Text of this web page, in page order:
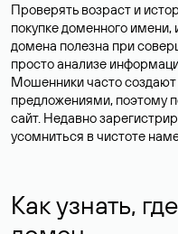
Проверять возраст и
покупке доменного
домена полезна при
просто анализе
Мошенники часто
предложениями, поэтому
сайт. Недавно
усомниться в чистоте
Как узнать,